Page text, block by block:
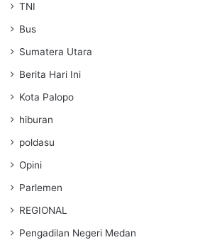
TNI
Bus
Sumatera Utara
Berita Hari Ini
Kota Palopo
hiburan
poldasu
Opini
Parlemen
REGIONAL
Pengadilan Negeri Medan